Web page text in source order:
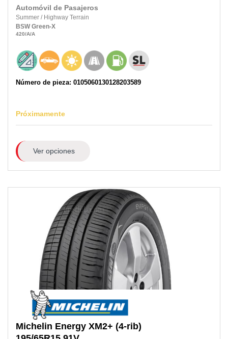
Automóvil de Pasajeros
Summer / Highway Terrain
BSW Green-X
420/A/A
Número de pieza: 0105060130128203589
Próximamente
Ver opciones
Michelin Energy XM2+ (4-rib)